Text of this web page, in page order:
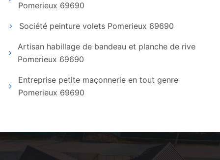
Pomerieux 69690
Société peinture volets Pomerieux 69690
Artisan habillage de bandeau et planche de rive
Pomerieux 69690
Entreprise petite maçonnerie en tout genre
Pomerieux 69690